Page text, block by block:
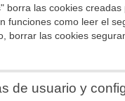
borra las cookies
funciones como leer el
borrar las cookies
de usuario y